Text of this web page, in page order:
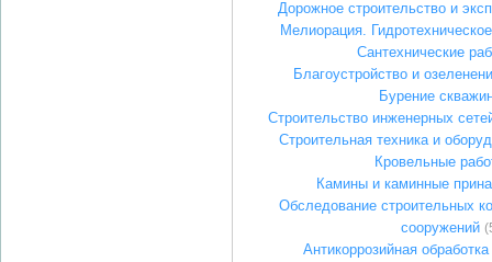
Дорожное строительство и
Мелиорация.
Сантехнические
Благоустройство и
Бурение
Строительство инженерных
Строительная техника и
Кровельные
Камины и каминные
Обследование строительных
сооружений
Антикоррозийная